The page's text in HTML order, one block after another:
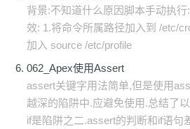
背景:不知道什么原因脚本手动执
效: 1.将命令所属路径加入到 /etc/
加入 source /etc/profile
062_Apex使用Assert
assert关键字用法简单,但是使用
越深的陷阱中.应避免使用.总结了
if是陷阱之二.assert的判断和if语句